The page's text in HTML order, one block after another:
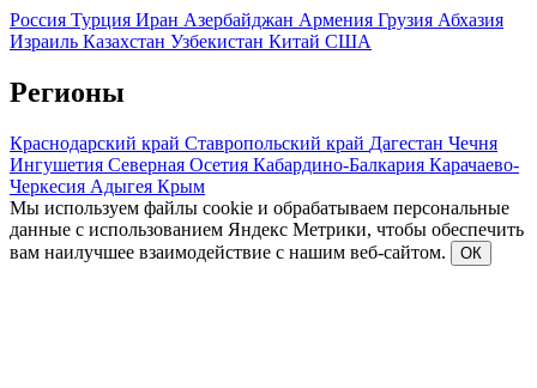
Россия Турция Иран Азербайджан Армения Грузия Абхазия
Израиль Казахстан Узбекистан Китай США
Регионы
Краснодарский край Ставропольский край Дагестан Чечня
Ингушетия Северная Осетия Кабардино-Балкария Карачаево-
Черкесия Адыгея Крым
Мы используем файлы cookie и обрабатываем персональные
данные с использованием Яндекс Метрики, чтобы обеспечить
вам наилучшее взаимодействие с нашим веб-сайтом.
ОК